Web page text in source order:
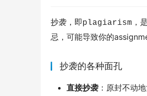
抄袭，即plagiarism ，
忌，可能导致你的
抄袭的各种面孔
直接抄袭：原封不动